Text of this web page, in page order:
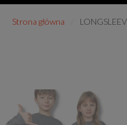
Strona główna